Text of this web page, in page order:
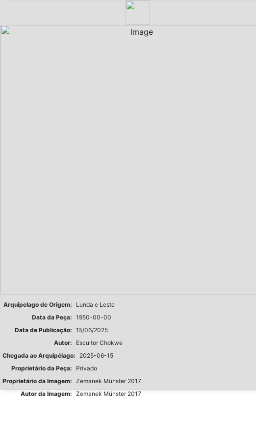
Arquipelago de Origem:
Lunda e Leste
Data da Peça: 1950-00-00
Data de Publicação: 15/06/2025
Autor:
Escultor Chokwe
Chegada ao Arquipélago:
2025-06-15
Proprietário da Peça:
Privado
Proprietário da Imagem: Zemanek Münster 2017
Autor da Imagem: Zemanek Münster 2017